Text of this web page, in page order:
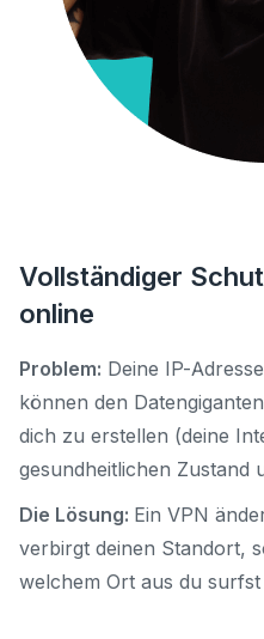
Vollständiger
online
Problem: Deine IP-
können den
dich zu erstellen (deine
gesundheitlichen Zustand
Die Lösung: Ein VPN
verbirgt deinen Standort,
welchem Ort aus du